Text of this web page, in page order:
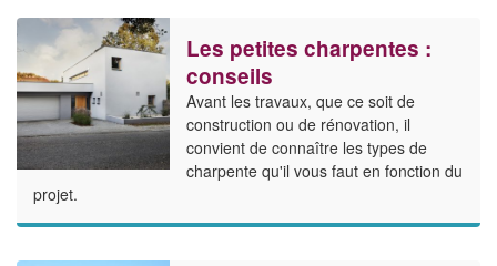
Les petites charpentes :
conseils
Avant les travaux, que ce soit de
construction ou de rénovation, il
convient de connaître les types de
charpente qu'il vous faut en fonction du
projet.